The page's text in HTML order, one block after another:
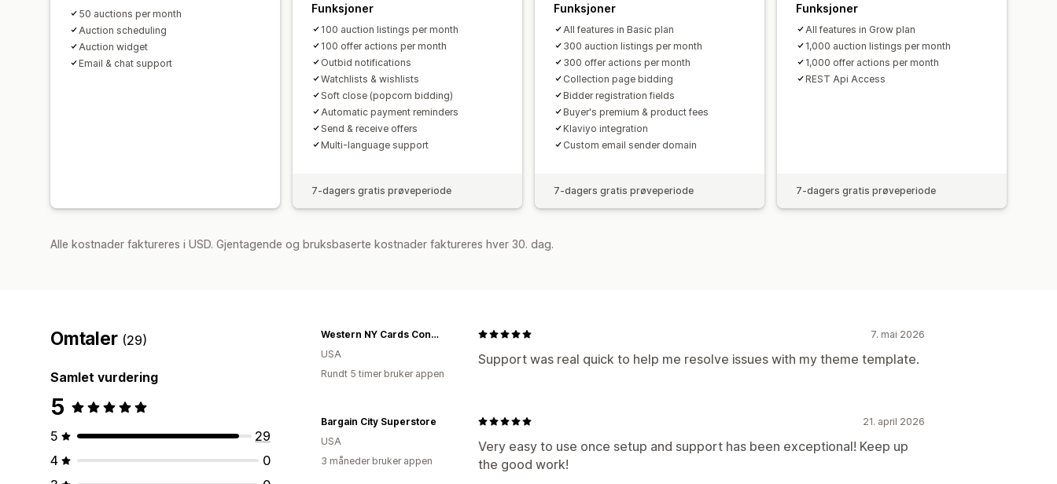
50 auctions per month
Auction scheduling
Auction widget
Email & chat support
Funksjoner
100 auction listings per month
100 offer actions per month
Outbid notifications
Watchlists & wishlists
Soft close (popcorn bidding)
Automatic payment reminders
Send & receive offers
Multi-language support
7-dagers gratis prøveperiode
Funksjoner
All features in Basic plan
300 auction listings per month
300 offer actions per month
Collection page bidding
Bidder registration fields
Buyer's premium & product fees
Klaviyo integration
Custom email sender domain
7-dagers gratis prøveperiode
Funksjoner
All features in Grow plan
1,000 auction listings per month
1,000 offer actions per month
REST Api Access
7-dagers gratis prøveperiode
Alle kostnader faktureres i USD. Gjentagende og bruksbaserte kostnader faktureres hver 30. dag.
Omtaler (29)
Samlet vurdering
5
5
29
4
0
7. mai 2026
Support was real quick to help me resolve issues with my theme template.
Western NY Cards Consignment
USA
Rundt 5 timer bruker appen
21. april 2026
Very easy to use once setup and support has been exceptional! Keep up
the good work!
Bargain City Superstore
USA
3 måneder bruker appen